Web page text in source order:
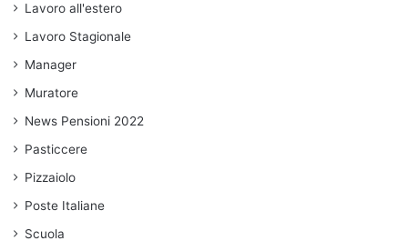
Lavoro all'estero
Lavoro Stagionale
Manager
Muratore
News Pensioni 2022
Pasticcere
Pizzaiolo
Poste Italiane
Scuola